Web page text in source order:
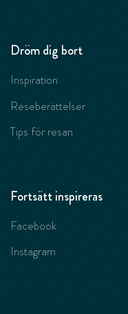
Dröm dig bort
Inspiration
Reseberättelser
Tips för resan
Fortsätt inspireras
Facebook
Instagram